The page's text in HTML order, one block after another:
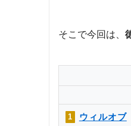
そこで今回は、
1 ウィルオブ